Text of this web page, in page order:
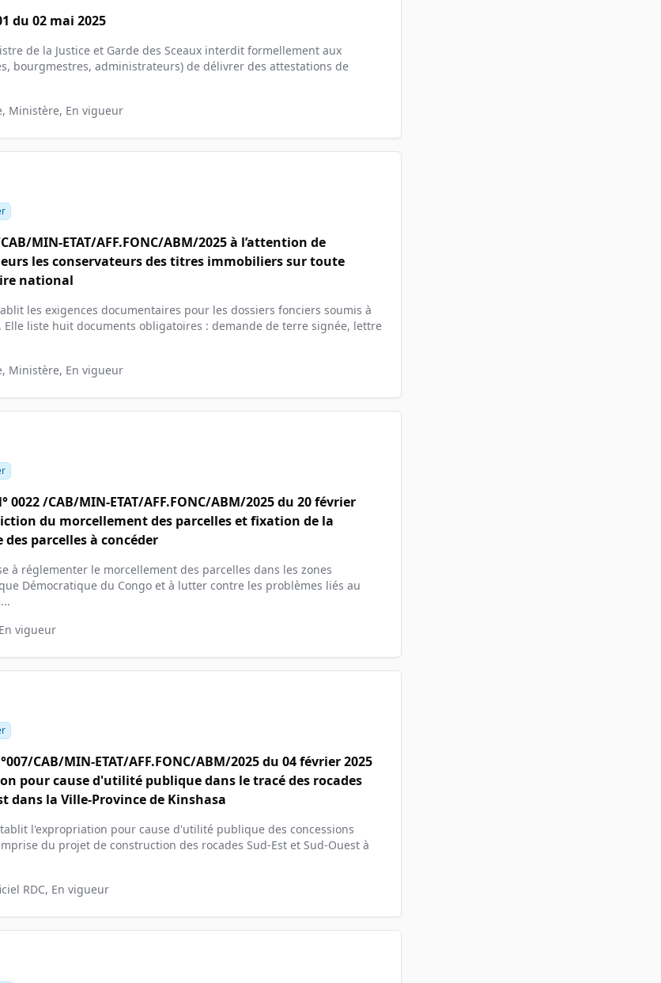
du 02 mai 2025
de la Justice et Garde des Sceaux interdit formellement aux
bourgmestres, administrateurs) de délivrer des attestations de
Ministère, En vigueur
MIN-ETAT/AFF.FONC/ABM/2025 à l’attention de
les conservateurs des titres immobiliers sur toute
national
les exigences documentaires pour les dossiers fonciers soumis à
liste huit documents obligatoires : demande de terre signée, lettre
Ministère, En vigueur
/CAB/MIN-ETAT/AFF.FONC/ABM/2025 du 20 février
du morcellement des parcelles et fixation de la
parcelles à concéder
à réglementer le morcellement des parcelles dans les zones
Démocratique du Congo et à lutter contre les problèmes liés au
vigueur
CAB/MIN-ETAT/AFF.FONC/ABM/2025 du 04 février 2025
pour cause d'utilité publique dans le tracé des rocades
dans la Ville-Province de Kinshasa
l'expropriation pour cause d'utilité publique des concessions
du projet de construction des rocades Sud-Est et Sud-Ouest à
RDC, En vigueur